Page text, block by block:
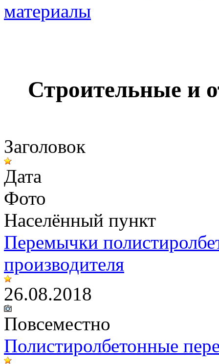
материалы
Строительные и
Заголовок
Дата
Фото
Населённый пункт
Перемычки
производителя
26.08.2018
Повсеместно
Полистиролбетонные